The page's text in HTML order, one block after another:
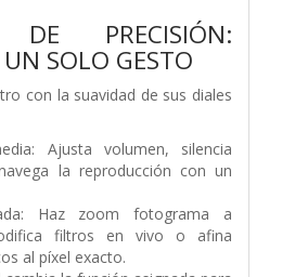
PRECISIÓN:
SOLO GESTO
con la suavidad de sus diales
Ajusta volumen, silencia
la reproducción con un
Haz zoom fotograma a
filtros en vivo o afina
al píxel exacto.